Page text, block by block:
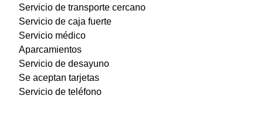
Servicio de transporte cercano
Servicio de caja fuerte
Servicio médico
Aparcamientos
Servicio de desayuno
Se aceptan tarjetas
Servicio de teléfono